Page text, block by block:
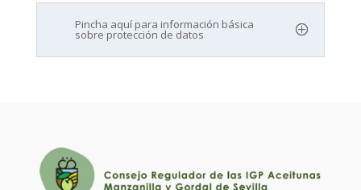
Pincha aquí para información básica
sobre protección de datos